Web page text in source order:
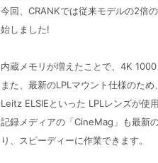
今回、CRANKでは従来モデルの2倍
始しました!
内蔵メモリが増えたことで、4K
また、最新のLPLマウント仕様のた
Leitz ELSIEといった LPLレンズが使
記録メディアの「CineMag」も最新
り、スピーディーに作業できます。